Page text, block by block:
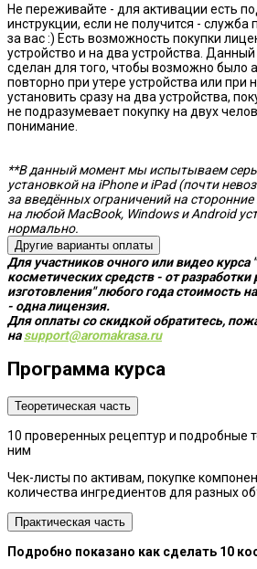
Не переживайте - для активации есть
инструкции, если не получится -
за вас :) Есть возможность покупки
устройство и на два устройства.
сделан для того, чтобы возможно было
повторно при утере устройства или при
установить сразу на два устройства,
не подразумевает покупку на двух
понимание.
**В данный момент мы испытываем
установкой на iPhone и iPad (почти
за введённых ограничений на
на любой MacBook, Windows и Android
нормально.
Другие варианты оплаты
Для участников очного или видео курса
косметических средств - от разработки
изготовления" любого года стоимость
- одна лицензия.
Для оплаты со скидкой обратитесь,
наsupport@aromakrasa.ru
Программа курса
Теоретическая часть
10 проверенных рецептур и подробные
ним
Чек-листы по активам, покупке
количества ингредиентов для разных
Практическая часть
Подробно показано как сделать 10